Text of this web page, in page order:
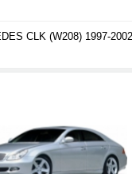
CLK (W208) 1997-2002